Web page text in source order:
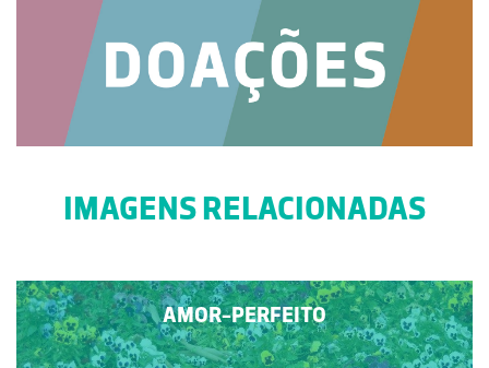
IMAGENS RELACIONADAS
AMOR-PERFEITO